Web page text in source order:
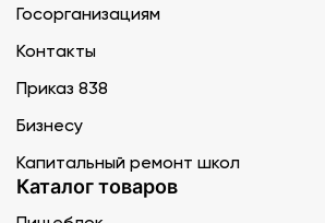
Госорганизациям
Контакты
Приказ 838
Бизнесу
Капитальный ремонт школ
Каталог товаров